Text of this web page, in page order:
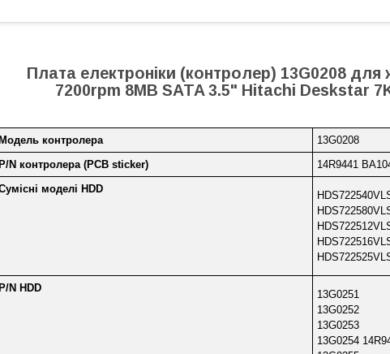
Плата електроніки (контролер) 13G0208 для
7200rpm 8MB SATA 3.5" Hitachi Deskstar
контролера
13G0208
N контролера (PCB sticker)
14R9441
моделі HDD
N HDD
13G0251
13G0252
13G0253
13G0254